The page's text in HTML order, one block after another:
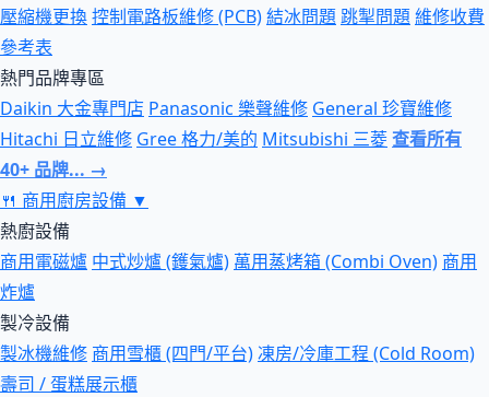
壓縮機更換控制電路板維修 (PCB)結冰問題跳掣問題維修收費
參考表
熱門品牌專區
Daikin 大金專門店 Panasonic 樂聲維修 General 珍寶維修
Hitachi 日立維修 Gree 格力/美的 Mitsubishi 三菱查看所有
40+ 品牌... →
🍴 商用廚房設備 ▼
熱廚設備
商用電磁爐 中式炒爐 (鑊氣爐) 萬用蒸烤箱 (Combi Oven) 商用
炸爐
製冷設備
製冰機維修 商用雪櫃 (四門/平台)凍房/冷庫工程 (Cold Room)
壽司 / 蛋糕展示櫃